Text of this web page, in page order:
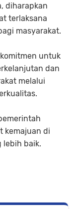
diharapkan
terlaksana
masyarakat.
untuk
dan
melalui
kemajuan di
lebih baik.